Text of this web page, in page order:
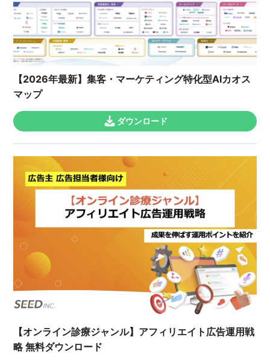
【2026年最新】集客・マーケティング特化型AIカオス
マップ
ダウンロード
【オンライン診療ジャンル】アフィリエイト広告運用戦
略 無料ダウンロード